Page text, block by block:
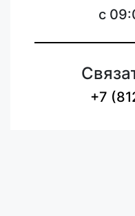
c
+7